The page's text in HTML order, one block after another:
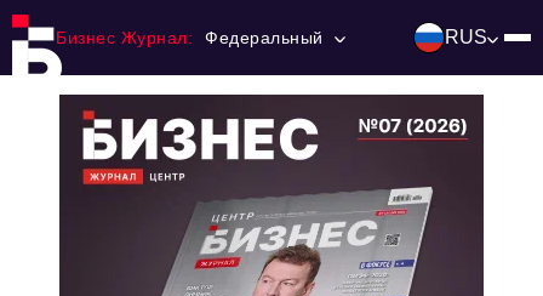
Бизнес Журнал: Федеральный RUS